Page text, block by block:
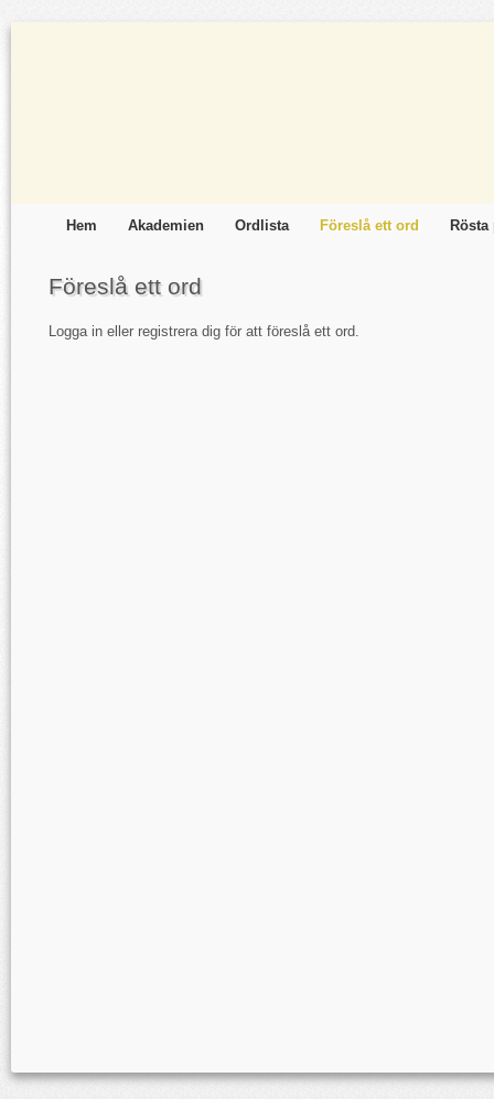
Hem Akademien Ordlista Föreslå ett ord
Föreslå ett ord
Logga in eller registrera dig för att föreslå ett ord.